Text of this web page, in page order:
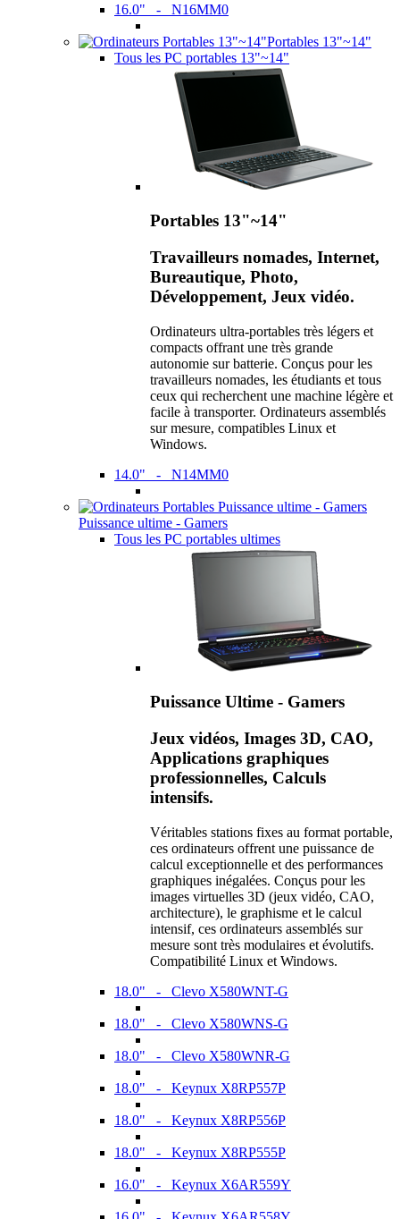
16.0" - N16MM0
Portables 13"~14"
Tous les PC portables 13"~14"
Portables 13"~14"
Travailleurs nomades, Internet,
Bureautique, Photo,
Développement, Jeux vidéo.
Ordinateurs ultra-portables très légers et
compacts offrant une très grande
autonomie sur batterie. Conçus pour les
travailleurs nomades, les étudiants et tous
ceux qui recherchent une machine légère et
facile à transporter. Ordinateurs assemblés
sur mesure, compatibles Linux et
Windows.
14.0" - N14MM0
Puissance ultime - Gamers
Tous les PC portables ultimes
Puissance Ultime - Gamers
Jeux vidéos, Images 3D, CAO,
Applications graphiques
professionnelles, Calculs
intensifs.
Véritables stations fixes au format portable,
ces ordinateurs offrent une puissance de
calcul exceptionnelle et des performances
graphiques inégalées. Conçus pour les
images virtuelles 3D (jeux vidéo, CAO,
architecture), le graphisme et le calcul
intensif, ces ordinateurs assemblés sur
mesure sont très modulaires et évolutifs.
Compatibilité Linux et Windows.
18.0" - Clevo X580WNT-G
18.0" - Clevo X580WNS-G
18.0" - Clevo X580WNR-G
18.0" - Keynux X8RP557P
18.0" - Keynux X8RP556P
18.0" - Keynux X8RP555P
16.0" - Keynux X6AR559Y